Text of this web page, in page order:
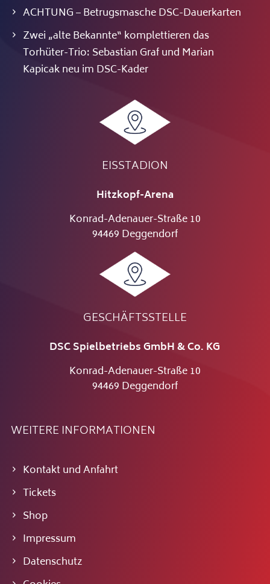
ACHTUNG – Betrugsmasche DSC-Dauerkarten
Zwei „alte Bekannte“ komplettieren das
Torhüter-Trio: Sebastian Graf und Marian
Kapicak neu im DSC-Kader
EISSTADION
Hitzkopf-Arena
Konrad-Adenauer-Straße 10
94469 Deggendorf
GESCHÄFTSSTELLE
DSC Spielbetriebs GmbH & Co. KG
Konrad-Adenauer-Straße 10
94469 Deggendorf
WEITERE INFORMATIONEN
Kontakt und Anfahrt
Tickets
Shop
Impressum
Datenschutz